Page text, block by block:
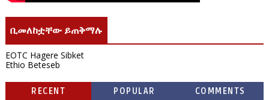
ቢመለከቷቸው ይጠቅማሉ
EOTC Hagere Sibket
Ethio Beteseb
RECENT POPULAR COMMENTS